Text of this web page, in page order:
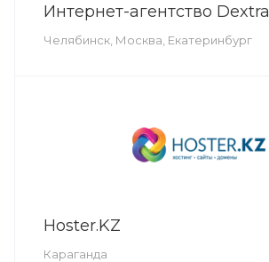
Интернет-агентство Dextra
Челябинск, Москва, Екатеринбург
Hoster.KZ
Караганда